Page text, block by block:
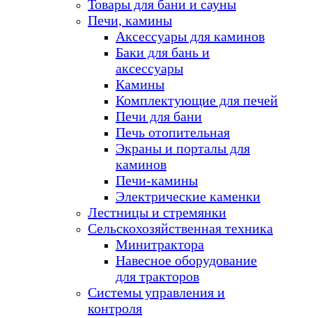
Товары для бани и сауны
Печи, камины
Аксессуары для каминов
Баки для бань и
аксессуары
Камины
Комплектующие для печей
Печи для бани
Печь отопительная
Экраны и порталы для
каминов
Печи-камины
Электрические каменки
Лестницы и стремянки
Сельскохозяйственная техника
Минитрактора
Навесное оборудование
для тракторов
Системы управления и
контроля